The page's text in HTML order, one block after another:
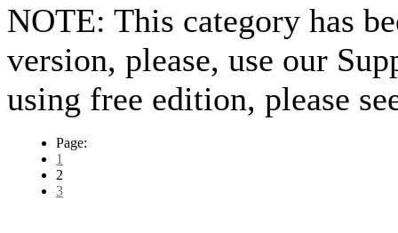
NOTE: This category has
version, please, use our
using free edition, please
Page:
1
2
3